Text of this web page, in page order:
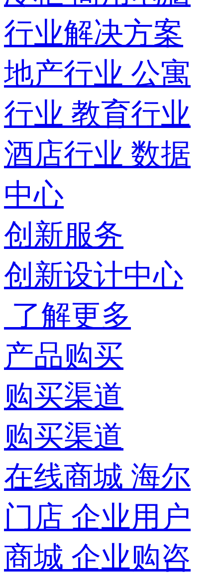
行业解决方案
地产行业 公寓
行业 教育行业
酒店行业 数据
中心
创新服务
创新设计中心
了解更多
产品购买
购买渠道
购买渠道
在线商城 海尔
门店 企业用户
商城 企业购咨